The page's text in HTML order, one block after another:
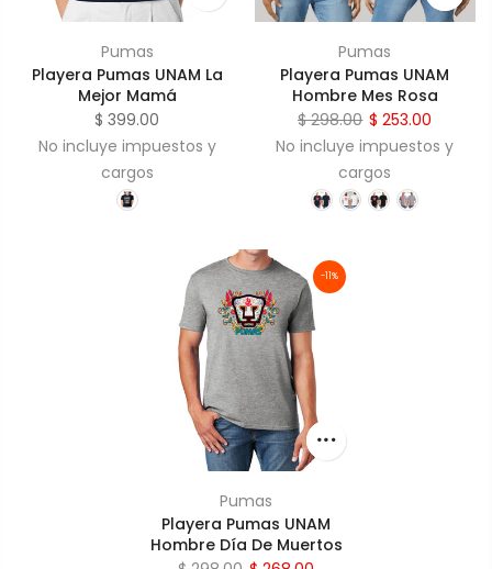
Pumas
Playera Pumas UNAM La
Mejor Mamá
$ 399.00
No incluye impuestos y
cargos
Pumas
Playera Pumas UNAM
Hombre Mes Rosa
$ 298.00 $ 253.00
No incluye impuestos y
cargos
-11%
Pumas
Playera Pumas UNAM
Hombre Día De Muertos